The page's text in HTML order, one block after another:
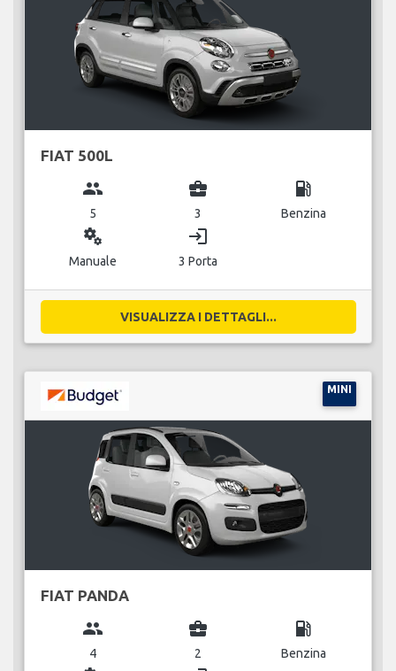
FIAT 500L
group
5
business_center
3
local_gas_station
Benzina
miscellaneous_services
Manuale
login
3 Porta
VISUALIZZA I DETTAGLI...
MINI
FIAT PANDA
group
4
business_center
2
local_gas_station
Benzina